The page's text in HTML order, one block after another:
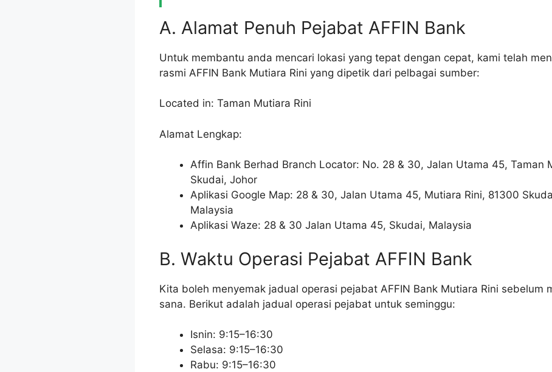
A. Alamat Penuh Pejabat AFFIN Bank
Untuk membantu anda mencari lokasi yang tepat dengan cepat, kami telah
rasmi AFFIN Bank Mutiara Rini yang dipetik dari pelbagai sumber:
Located in: Taman Mutiara Rini
Alamat Lengkap:
Affin Bank Berhad Branch Locator: No. 28 & 30, Jalan Utama 45, Taman
Skudai, Johor
Aplikasi Google Map: 28 & 30, Jalan Utama 45, Mutiara Rini, 81300
Malaysia
Aplikasi Waze: 28 & 30 Jalan Utama 45, Skudai, Malaysia
B. Waktu Operasi Pejabat AFFIN Bank
Kita boleh menyemak jadual operasi pejabat AFFIN Bank Mutiara Rini sebelum
sana. Berikut adalah jadual operasi pejabat untuk seminggu:
Isnin: 9:15–16:30
Selasa: 9:15–16:30
Rabu: 9:15–16:30